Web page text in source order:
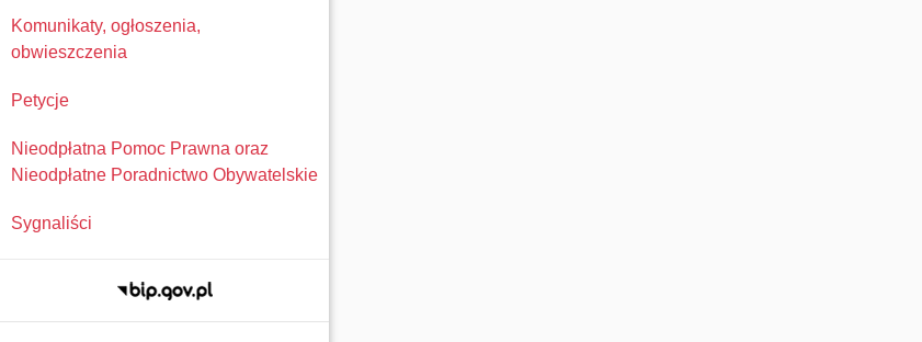
Komunikaty, ogłoszenia,
obwieszczenia
Petycje
Nieodpłatna Pomoc Prawna oraz
Nieodpłatne Poradnictwo Obywatelskie
Sygnaliści